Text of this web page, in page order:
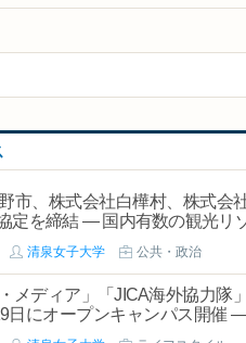
市、株式会社白樺村、株式会
定を締結 ― 国内有数の観光リ
清泉女子大学 公共・政治
メディア」「JICA海外協力隊
日にオープンキャンパス開催